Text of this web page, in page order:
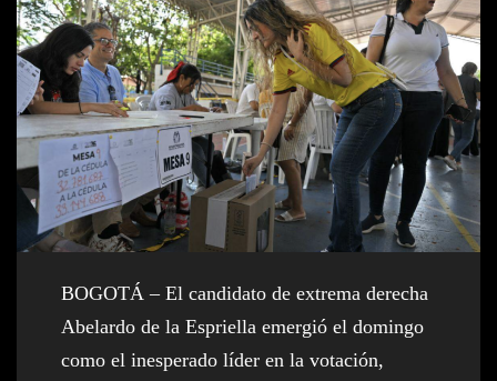
BOGOTÁ – El candidato de extrema derecha
Abelardo de la Espriella emergió el domingo
como el inesperado líder en la votación,